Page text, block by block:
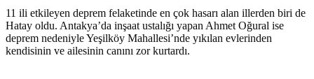
11 ili etkileyen deprem felaketinde en çok hasarı alan illerden biri de
Hatay oldu. Antakya’da inşaat ustalığı yapan Ahmet Oğural ise
deprem nedeniyle Yeşilköy Mahallesi’nde yıkılan evlerinden
kendisinin ve ailesinin canını zor kurtardı.